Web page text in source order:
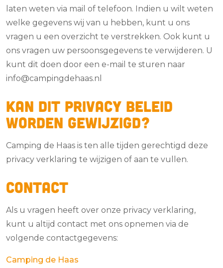
laten weten via mail of telefoon. Indien u wilt weten
welke gegevens wij van u hebben, kunt u ons
vragen u een overzicht te verstrekken. Ook kunt u
ons vragen uw persoonsgegevens te verwijderen. U
kunt dit doen door een e-mail te sturen naar
info@campingdehaas.nl
Kan dit privacy beleid
worden gewijzigd?
Camping de Haas is ten alle tijden gerechtigd deze
privacy verklaring te wijzigen of aan te vullen.
Contact
Als u vragen heeft over onze privacy verklaring,
kunt u altijd contact met ons opnemen via de
volgende contactgegevens:
Camping de Haas